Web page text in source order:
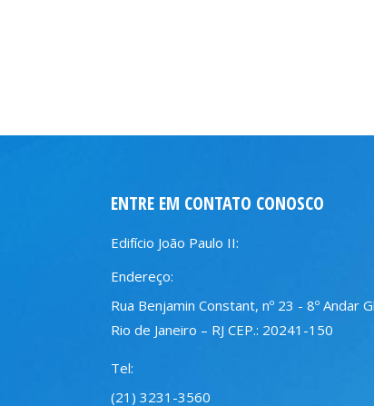
ENTRE EM CONTATO CONOSCO
Edifício João Paulo II:
Endereço:
Rua Benjamin Constant, nº 23 - 8º Andar
Rio de Janeiro – RJ CEP.: 20241-150
Tel:
(21) 3231-3560